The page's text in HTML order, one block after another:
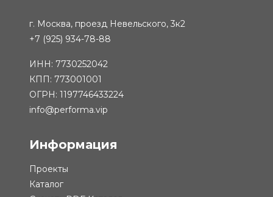
г. Москва, проезд Невельского, 3к2
+7 (925) 934-78-88
ИНН: 7730252042
КПП: 773001001
ОГРН: 1197746433224
info@performa.vip
Информация
Проекты
Каталог